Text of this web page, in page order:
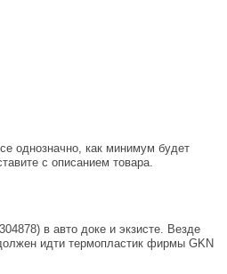
однозначно, как минимум будет
с описанием товара.
в авто доке и экзисте. Везде
идти термопластик фирмы GKN